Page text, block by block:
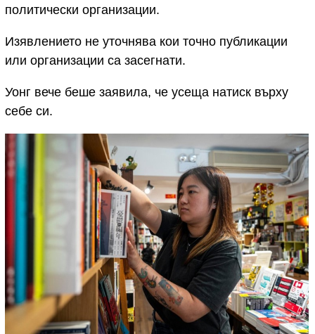
политически организации.
Изявлението не уточнява кои точно публикации
или организации са засегнати.
Уонг вече беше заявила, че усеща натиск върху
себе си.